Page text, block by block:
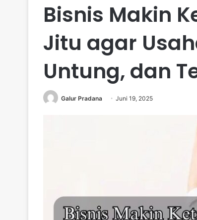
Bisnis Makin
Jitu agar
Untung, dan
Galur Pradana Juni 19, 2025